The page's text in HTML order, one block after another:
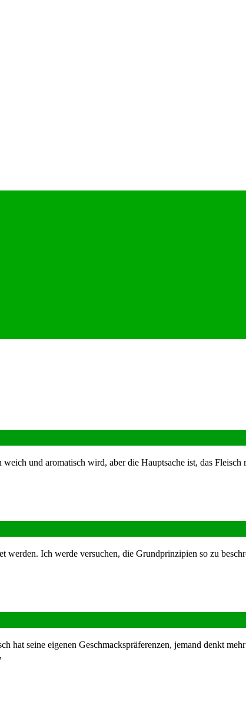
und aromatisch wird, aber die Hauptsache ist, das
werden. Ich werde versuchen, die Grundprinzipien so zu
hat seine eigenen Geschmackspräferenzen, jemand denkt